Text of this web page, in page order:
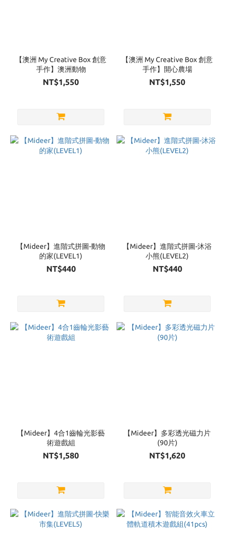
【澳洲 My Creative Box 創意
手作】澳洲動物
NT$1,550
【澳洲 My Creative Box 創意
手作】開心農場
NT$1,550
【Mideer】進階式拼圖-動物
的家(LEVEL1)
NT$440
【Mideer】進階式拼圖-沐浴
小熊(LEVEL2)
NT$440
【Mideer】4合1齒輪光影藝
術遊戲組
NT$1,580
【Mideer】多彩透光磁力片
(90片)
NT$1,620